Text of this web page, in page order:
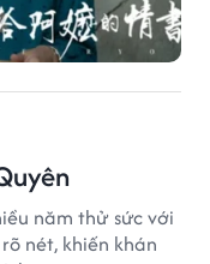
năm thử sức với
nét, khiến khán